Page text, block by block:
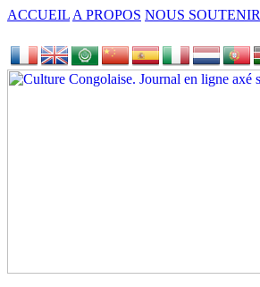
ACCUEIL A PROPOS NOUS SOUTENIR